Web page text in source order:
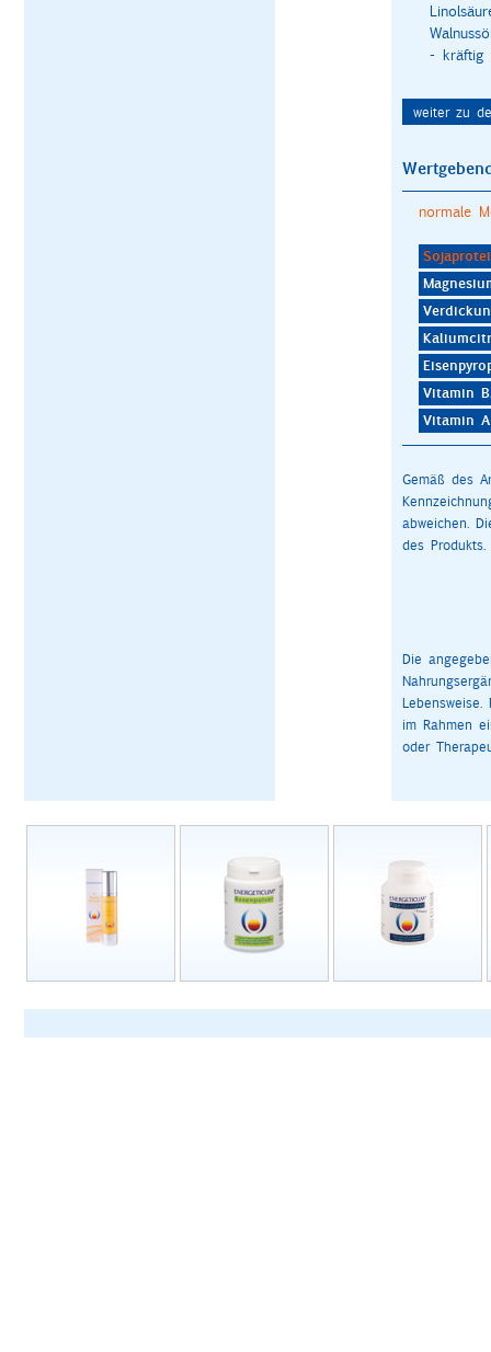
- kräftig
weiter zu
normale
Vitamin
Vitamin A
Gemäß des
abweichen.
des Produkts.
Die
Lebensweise.
im Rahmen
oder